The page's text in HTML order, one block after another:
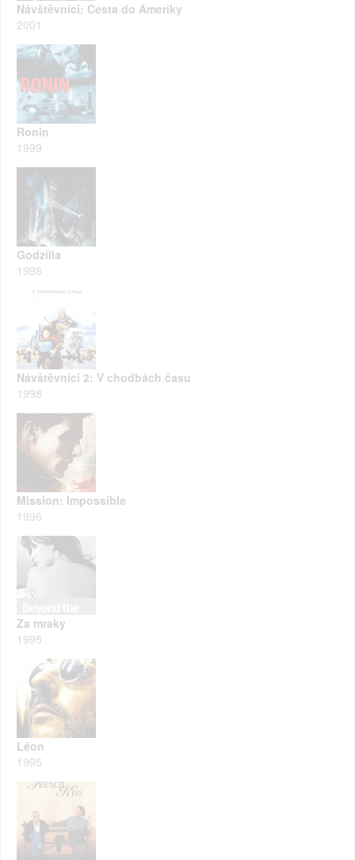
Návštěvníci: Cesta do Ameriky
2001
Ronin
1999
Godzilla
1998
Návštěvníci 2: V chodbách času
1998
Mission: Impossible
1996
Za mraky
1995
Léon
1995